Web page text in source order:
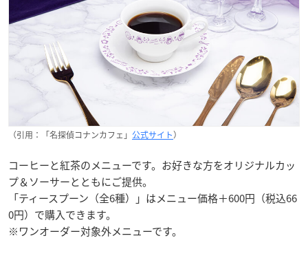
（引用：「名探偵コナンカフェ」 公式サイト）
コーヒーと紅茶のメニューです。お好きな方をオリジナルカッ
プ＆ソーサーとともにご提供。
「ティースプーン（全6種）」はメニュー価格＋600円（税込66
0円）で購入できます。​
※ワンオーダー対象外メニューです。